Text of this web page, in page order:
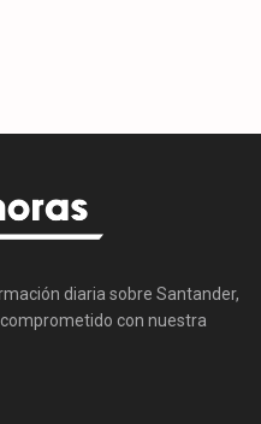
diaria sobre Santander,
con nuestra